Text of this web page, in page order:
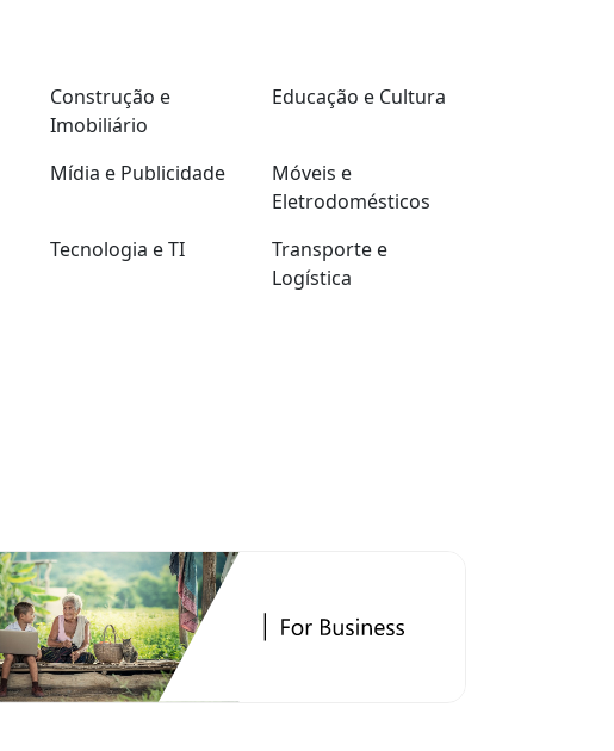
Construção e
Imobiliário
Educação e Cultura
Mídia e Publicidade
Móveis e
Eletrodomésticos
Tecnologia e TI
Transporte e
Logística